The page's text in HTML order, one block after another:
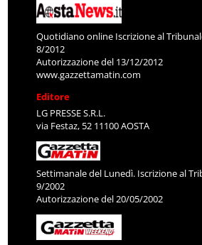
Quotidiano online Iscrizione al
8/2012
Autorizzazione del 13/12/2012
www.gazzettamatin.com
Editore
LG PRESSE S.R.L.
via Festaz, 52 11100 AOSTA
Settimanale del Lunedì. Iscrizione al
9/2002
Autorizzazione del 20/05/2002